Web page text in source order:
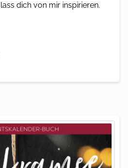
dich von mir inspirieren.